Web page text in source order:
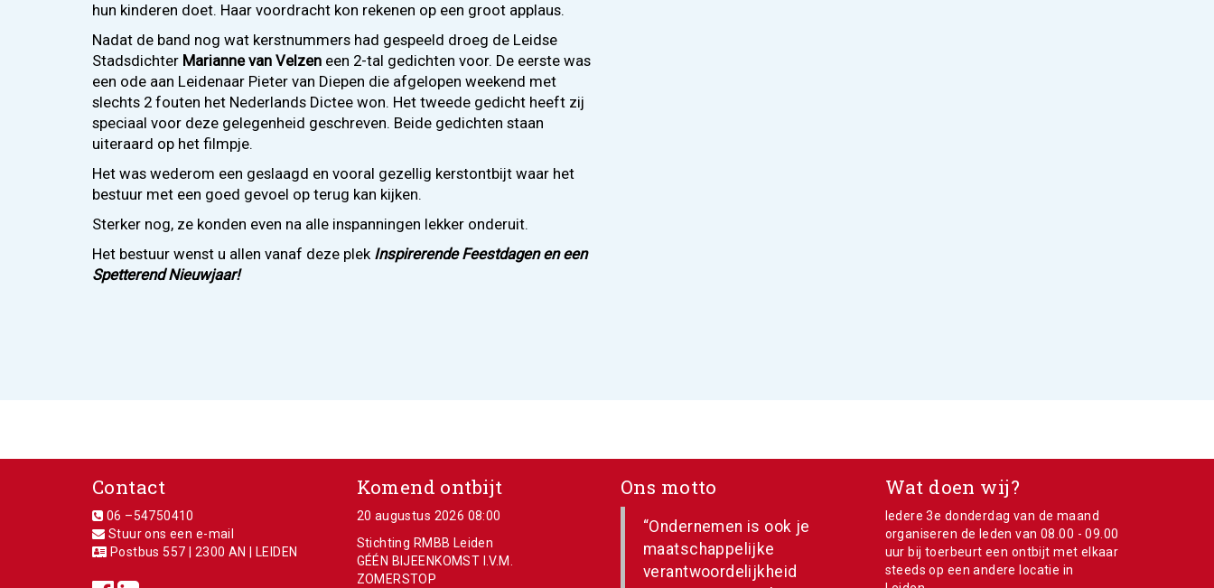
hun kinderen doet. Haar voordracht kon rekenen op een groot applaus.
Nadat de band nog wat kerstnummers had gespeeld droeg de Leidse
Stadsdichter Marianne van Velzen een 2-tal gedichten voor. De eerste was
een ode aan Leidenaar Pieter van Diepen die afgelopen weekend met
slechts 2 fouten het Nederlands Dictee won. Het tweede gedicht heeft zij
speciaal voor deze gelegenheid geschreven. Beide gedichten staan
uiteraard op het filmpje.
Het was wederom een geslaagd en vooral gezellig kerstontbijt waar het
bestuur met een goed gevoel op terug kan kijken.
Sterker nog, ze konden even na alle inspanningen lekker onderuit.
Het bestuur wenst u allen vanaf deze plek Inspirerende Feestdagen en een
Spetterend Nieuwjaar!
Contact
06 –54750410
Stuur ons een e-mail
Postbus 557 | 2300 AN | LEIDEN
Komend ontbijt
20 augustus 2026 08:00
Stichting RMBB Leiden
GÉÉN BIJEENKOMST I.V.M.
ZOMERSTOP
Ons motto
“Ondernemen is ook je
maatschappelijke
verantwoordelijkheid
Wat doen wij?
Iedere 3e donderdag van de maand
organiseren de leden van 08.00 - 09.00
uur bij toerbeurt een ontbijt met elkaar
steeds op een andere locatie in